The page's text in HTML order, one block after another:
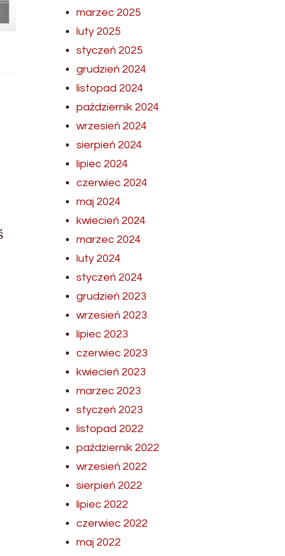
marzec 2025
luty 2025
styczeń 2025
grudzień 2024
listopad 2024
październik 2024
wrzesień 2024
sierpień 2024
lipiec 2024
czerwiec 2024
maj 2024
kwiecień 2024
marzec 2024
luty 2024
styczeń 2024
grudzień 2023
wrzesień 2023
lipiec 2023
czerwiec 2023
kwiecień 2023
marzec 2023
styczeń 2023
listopad 2022
październik 2022
wrzesień 2022
sierpień 2022
lipiec 2022
czerwiec 2022
maj 2022